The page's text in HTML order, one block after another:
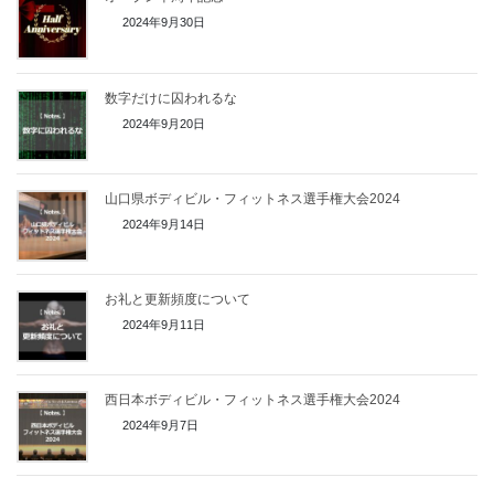
2024年9月30日
数字だけに囚われるな
2024年9月20日
山口県ボディビル・フィットネス選手権大会2024
2024年9月14日
お礼と更新頻度について
2024年9月11日
西日本ボディビル・フィットネス選手権大会2024
2024年9月7日